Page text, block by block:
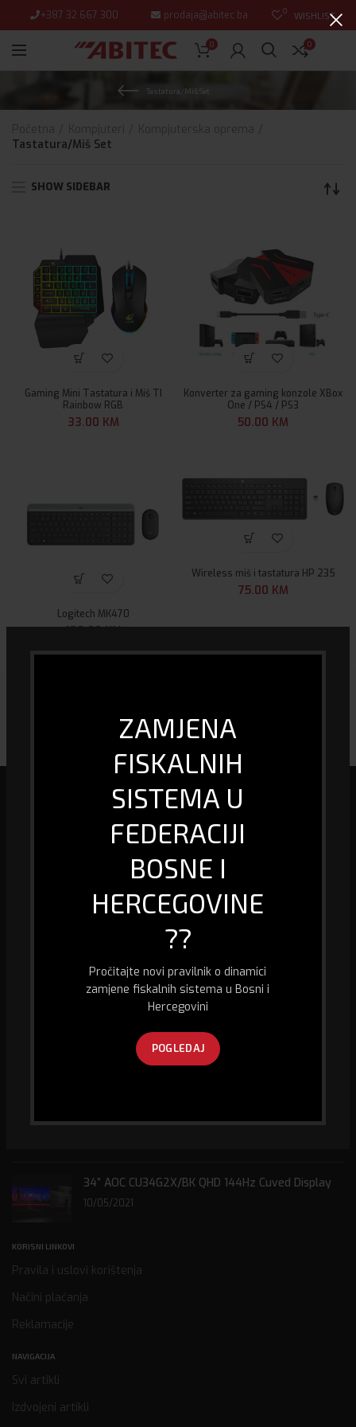
ZAMJENA
FISKALNIH
SISTEMA U
FEDERACIJI
BOSNE I
HERCEGOVINE
??
Pročitajte novi pravilnik o dinamici
zamjene fiskalnih sistema u Bosni i
Hercegovini
POGLEDAJ
+387 32 667 300 prodaja@abitec.ba 0 WISHLIST
0 0
Tastatura/Miš Set
Tastatura/Miš Set
SHOW SIDEBAR
Gaming Mini Tastatura i Miš TI
Rainbow RGB
33.00 KM
Konverter za gaming konzole XBox
One / PS4 / PS3
50.00 KM
Logitech MK470
120.00KM
Wireless miš i tastatura HP 235
75.00 KM
Mi smo specijalizirana firma u oblasti biro informacione tehnologije, kao
i prodaje računara i računarske opreme, fiskalizacije te pružanja usluge
GPS praćenja vozila.
Husein Kapetana Gradaščevića,
74260 Jelah - Tešanj, Bosna i Hercegovina
Kontakt telefon:
+387 32 667 300
abitec@bih.net.ba
2022. GODINU
34” AOC CU34G2X/BK QHD 144Hz Cuved Display
10/05/2021
KORISNI LINKOVI
Pravila i uslovi korištenja
Načini plaćanja
Reklamacije
NAVIGACIJA
Svi artikli
Izdvojeni artikli